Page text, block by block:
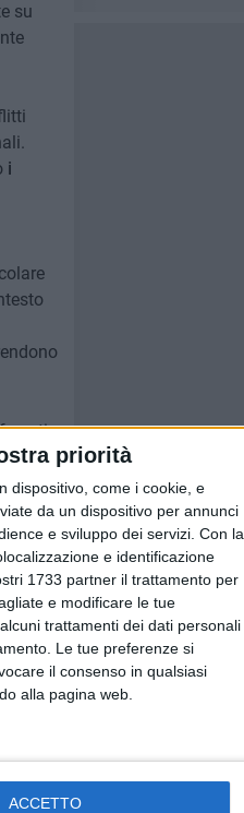
priorità
dispositivo, come i cookie, e
da un dispositivo per annunci
e sviluppo dei servizi. Con la
e identificazione
1733 partner il trattamento per
e modificare le tue
trattamenti dei dati personali
Le tue preferenze si
il consenso in qualsiasi
alla pagina web.
ACCETTO
su
i
ed
-